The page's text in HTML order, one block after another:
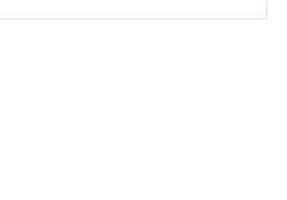
تحریریه